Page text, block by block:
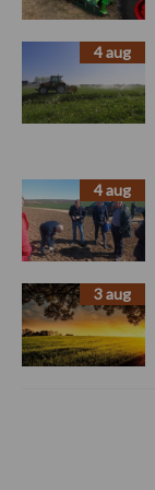
4 aug
4 aug
3 aug